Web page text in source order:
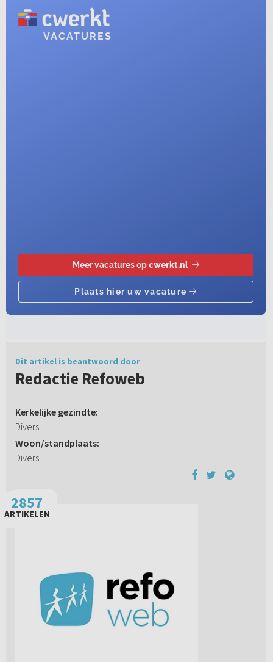
Dit artikel is beantwoord door
Redactie Refoweb
Kerkelijke gezindte:
Divers
Woon/standplaats:
Divers
2857
ARTIKELEN